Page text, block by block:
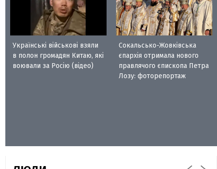
Українські військові взяли
в полон громадян Китаю, які
воювали за Росію (відео)
Сокальсько-Жовківська
єпархія отримала нового
правлячого єпископа Петра
Лозу: фоторепортаж